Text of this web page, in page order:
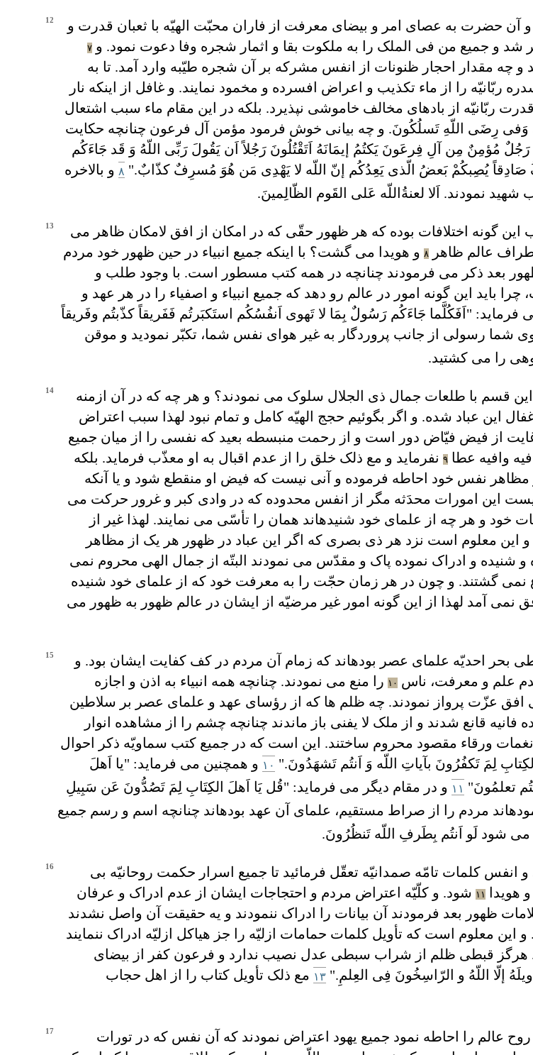
12
حضرت به عصای امر و بيضای معرفت از فاران محبّت الهيّه با ثعبان قدرت و
و جميع من فی الملک را به ملکوت بقا و اثمار شجره وفا دعوت نمود. و ٧
چه مقدار احجار ظنونات از انفس مشرکه بر آن شجره طيّبه وارد آمد. تا به
را از ماء تکذيب و اعراض افسرده و مخمود نمايند. و غافل از اينکه نار
ربّانيّه از بادهای مخالف خاموشی نپذيرد. بلکه در اين مقام ماء سبب اشتعال
وَفی رِضَی اللّهِ تَسلُکُونَ. و چه بيانی خوش فرمود مؤمن آل فرعون چنانچه حکايت
مُؤمِنٌ مِن آلِ فِرعَونَ يَکتُمُ إيمَانَهُ اَتَقْتُلُونَ رَجُلاً اَن يَقُولَ رَبِّی اللّهُ وَ قَد جَاءَکُم
صَادِقاً يُصِبکُمْ بَعضُ الّذی يَعِدُکُم إنّ اللّه لا يَهْدِی مَن هُوَ مُسرِفٌ کذّابٌ." ۸ و بالاخره
نمودند. اَلا لعنةُاللّه عَلی القَوم الظّالِمينَ.
13
گونه اختلافات بوده که هر ظهور حقّی که در امکان از افق لامکان ظاهر می
عالم ظاهر
٨ و هويدا می گشت؟ با اينکه جميع انبياء در حين ظهور خود مردم
بعد ذکر می فرمودند چنانچه در همه کتب مسطور است. با وجود طلب و
بايد اين گونه امور در عالم رو دهد که جميع انبياء و اصفياء را در هر عهد و
"اَفَکُلَّما جَاءَکُم رَسُولٌ بِمَا لا تَهوی اَنفُسُکُم استَکبَرتُم فَفَريقاً کذّبتُم وفَريقاً
شما رسولی از جانب پروردگار به غير هوای نفس شما، تکبّر نموديد و موقن
را می کشتيد.
14
اين قسم با طلعات جمال ذی الجلال سلوک می نمودند؟ و هر چه که در آن ازمنه
اين عباد شده. و اگر بگوئيم حجج الهيّه کامل و تمام نبود لهذا سبب اعتراض
از فيض فيّاض دور است و از رحمت منبسطه بعيد که نفسی را از ميان جميع
وافيه عطا ۹ نفرمايد و مع ذلک خلق را از عدم اقبال به او معذّب فرمايد. بلکه
نفس خود احاطه فرموده و آنی نيست که فيض او منقطع شود و يا آنکه
اين امورات محدَثه مگر از انفس محدوده که در وادی کبر و غرور حرکت می
خود و هر چه از علمای خود شنيده‏اند همان را تأسّی می نمايند. لهذا غير از
اين معلوم است نزد هر ذی بصری که اگر اين عباد در ظهور هر يک از مظاهر
و ادراک نموده پاک و مقدّس می نمودند البتّه از جمال الهی محروم نمی
نمی گشتند. و چون در هر زمان حجّت را به معرفت خود که از علمای خود شنيده
نمی آمد لهذا از اين گونه امور غير مرضيّه از ايشان در عالم ظهور به ظهور می
15
بحر احديّه علمای عصر بوده‏اند که زمام آن مردم در کف کفايت ايشان بود. و
علم و معرفت، ناس ١٠ را منع می نمودند. چنانچه همه انبياء به اذن و اجازه
عزّت پرواز نمودند. چه ظلم ها که از رؤسای عهد و علمای عصر بر سلاطين
قانع شدند و از ملک لا يفنی باز ماندند چنانچه چشم را از مشاهده انوار
ورقاء مقصود محروم ساختند. اين است که در جميع کتب سماويّه ذکر احوال
لِمَ تَکفُرُونَ بآياتِ اللّه وَ اَنتُم تَشهَدُونَ." ۱۰ و همچنين می فرمايد: "يا اَهلَ
تعلمُونَ" ۱۱ و در مقام ديگر می فرمايد: "قُل يَا اَهلَ الکِتَابِ لِمَ تَصُدُّونَ عَن سَبِيلِ
مردم را از صراط مستقيم، علمای آن عهد بوده‏اند چنانچه اسم و رسم جميع
می شود لَو اَنتُم بِطَرفِ اللّه تَنظُرُونَ.
16
انفس کلمات تامّه صمدانيّه تعقّل فرمائيد تا جميع اسرار حکمت روحانيّه بی
١١ شود. و کلّيّه اعتراض مردم و احتجاجات ايشان از عدم ادراک و عرفان
ظهور بعد فرمودند آن بيانات را ادراک ننمودند و يه حقيقت آن واصل نشدند
و اين معلوم است که تأويل کلمات حمامات ازليّه را جز هياکل ازليّه ادراک ننمايند
هرگز قبطی ظلم از شراب سبطی عدل نصيب ندارد و فرعون کفر از بيضای
إلّا اللّهُ و الرّاسِخُونَ فِی العِلمِ." ۱۳ مع ذلک تأويل کتاب را از اهل حجاب
17
عالم را احاطه نمود جميع يهود اعتراض نمودند که آن نفس که در تورات